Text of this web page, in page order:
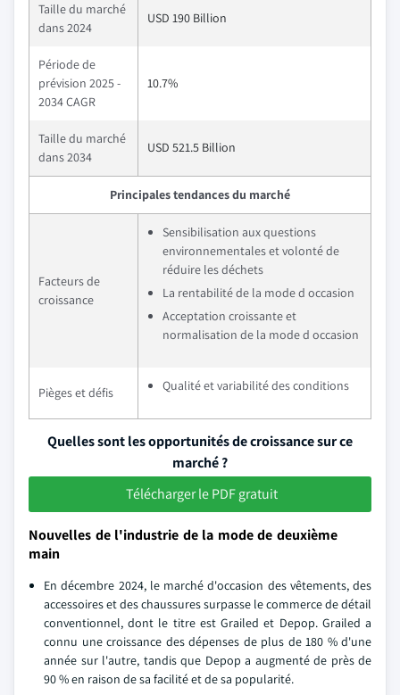
Taille du marché
dans 2024
USD 190 Billion
Période de
prévision 2025 -
2034 CAGR
10.7%
Taille du marché
dans 2034
USD 521.5 Billion
Principales tendances du marché
Facteurs de
croissance
Sensibilisation aux questions
environnementales et volonté de
réduire les déchets
La rentabilité de la mode d occasion
Acceptation croissante et
normalisation de la mode d occasion
Pièges et défis Qualité et variabilité des conditions
Quelles sont les opportunités de croissance sur ce
marché ?
Télécharger le PDF gratuit
Nouvelles de l'industrie de la mode de deuxième
main
En décembre 2024, le marché d'occasion des vêtements, des
accessoires et des chaussures surpasse le commerce de détail
conventionnel, dont le titre est Grailed et Depop. Grailed a
connu une croissance des dépenses de plus de 180 % d'une
année sur l'autre, tandis que Depop a augmenté de près de
90 % en raison de sa facilité et de sa popularité.